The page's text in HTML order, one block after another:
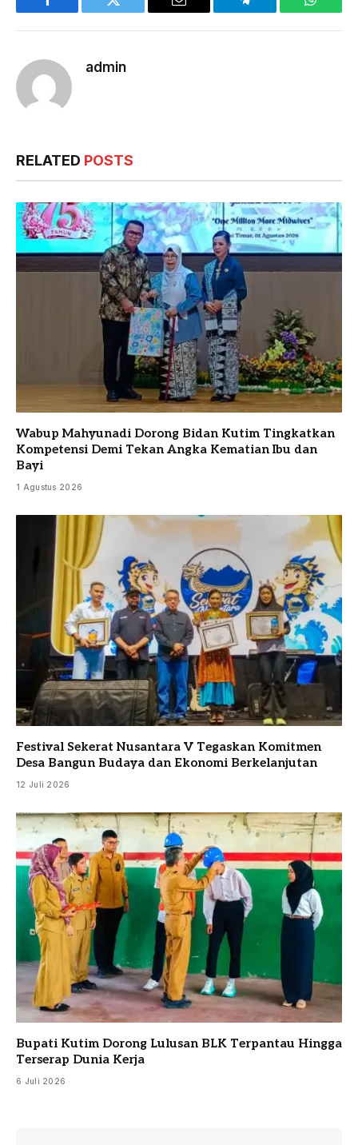
Facebook Twitter Email Telegram
admin
RELATED POSTS
Wabup Mahyunadi Dorong Bidan Kutim Tingkatkan
Kompetensi Demi Tekan Angka Kematian Ibu dan
Bayi
1 Agustus 2026
Festival Sekerat Nusantara V Tegaskan Komitmen
Desa Bangun Budaya dan Ekonomi Berkelanjutan
12 Juli 2026
Bupati Kutim Dorong Lulusan BLK Terpantau Hingga
Terserap Dunia Kerja
6 Juli 2026